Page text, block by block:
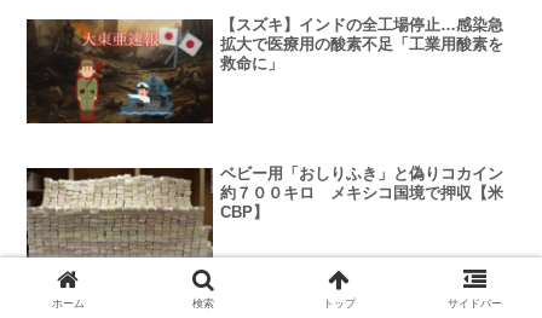
【スズキ】インドの全工場停止…感染急
拡大で医療用の酸素不足「工業用酸素を
救命に」
ベビー用「おしりふき」と偽りコカイン
約７００キロ メキシコ国境で押収【米
CBP】
ホーム 検索 トップ サイドバー